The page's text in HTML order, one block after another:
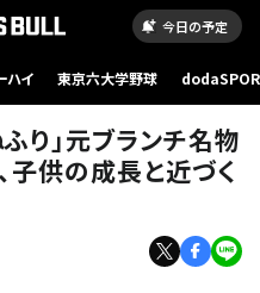
今日の予定
ハイ 東京六大学野球
り」元ブランチ名物
子供の成長と近づく